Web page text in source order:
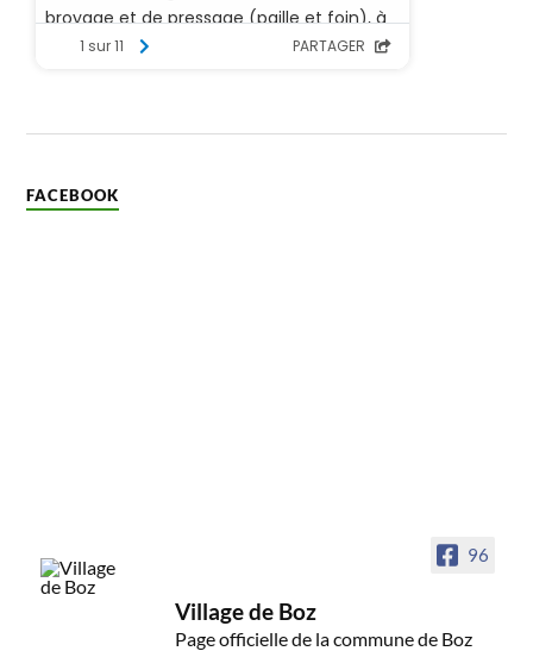
FACEBOOK
96
Village de Boz
Page officielle de la commune de Boz